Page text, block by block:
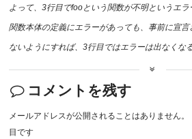
よって、3行目でfooという関数が不明というエラ
関数本体の定義にエラーがあっても、事前に宣
ないようにすれば、3行目ではエラーは出なくな
コメントを残す
メールアドレスが公開されることはありません。
目です